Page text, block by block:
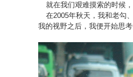
就在我们艰难摸索的时候
在2005年秋天，我和老勾
我的视野之后，我便开始思